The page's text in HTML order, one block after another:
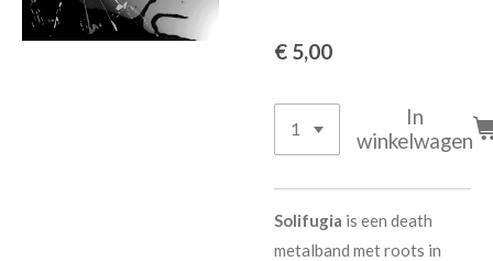
€ 5,00
In
winkelwagen
Solifugia is een death
metalband met roots in